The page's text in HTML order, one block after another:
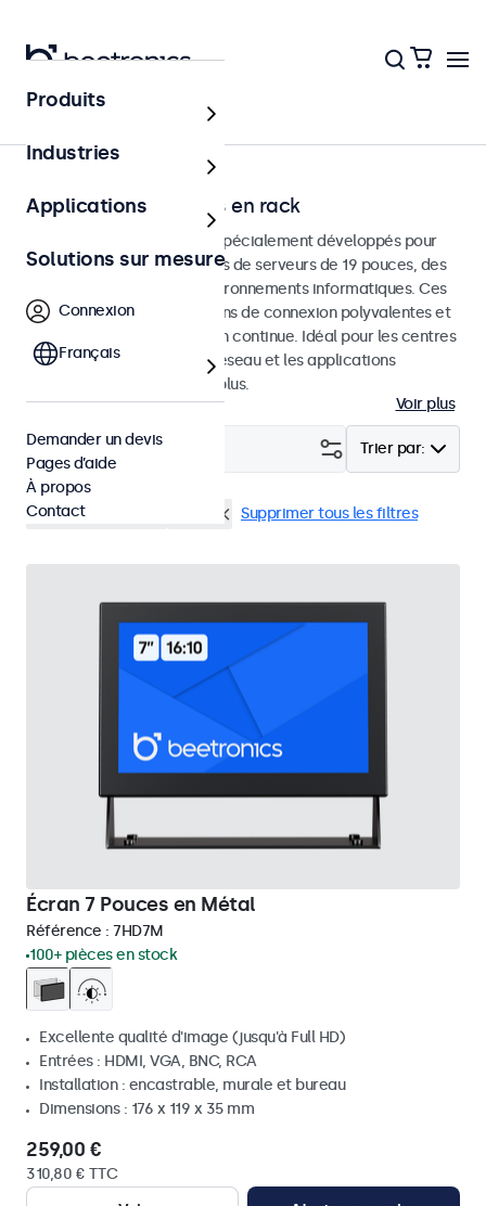
Accueil
Moniteurs montables en rack
Moniteurs montés en rack spécialement développés pour
être intégrés dans des racks de serveurs de 19 pouces, des
châssiss Pelican et des environnements informatiques. Ces
moniteurs offrent des options de connexion polyvalentes et
conviennent à une utilisation continue. Idéal pour les centres
de données, la gestion de réseau et les applications
professionnelles. En savoir plus.
Voir plus
Trier par:
Filtrer (18)
Montage en rack Supprimer tous les filtres
Écran 7 Pouces en Métal
Référence : 7HD7M
100+ pièces en stock
Excellente qualité d'image (jusqu'à Full HD)
Entrées : HDMI, VGA, BNC, RCA
Installation : encastrable, murale et bureau
Dimensions : 176 x 119 x 35 mm
259,00 €
310,80 € TTC
Produits
Industries
Applications
Solutions sur mesure
Connexion
Français
Demander un devis
Pages d’aide
À propos
Contact